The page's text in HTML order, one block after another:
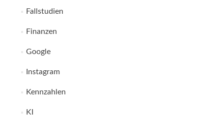
Fallstudien
Finanzen
Google
Instagram
Kennzahlen
KI